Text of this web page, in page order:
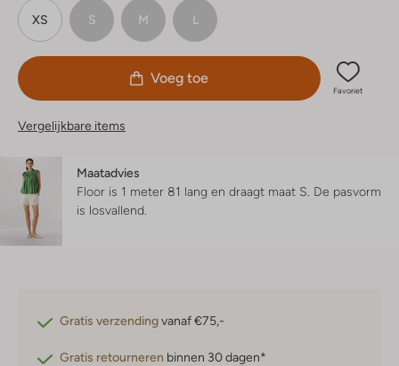
XS S M L
Voeg toe
Favoriet
Vergelijkbare items
Maatadvies
Floor is 1 meter 81 lang en draagt maat S. De pasvorm
is losvallend
Gratis verzendingvanaf €75,-
Gratis retourneren binnen 30 dagen*